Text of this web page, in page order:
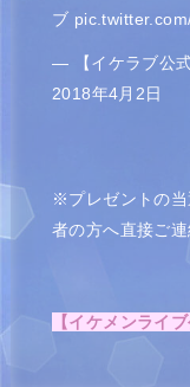
ブ
— 【イケラブ公
2018年4月2日
※プレゼントの当
者の方へ直接ご連
【イケメンライ